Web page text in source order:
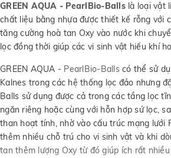
GREEN AQUA - PearlBio-Balls là loại vật
chất liệu bằng nhựa được thiết kế rỗng với
tăng cường hoà tan Oxy vào nước khi
lọc đồng thời giúp các vi sinh vật hiếu khí
GREEN AQUA - PearlBio-Ballscó thể sử
Kalnes trong các hệ thống lọc đảo nhưng
Balls sử dụng được cả trong các tầng lọc
ngăn riêng hoặc cùng với hỗn hợp sứ lọc,
than hoạt tính, nhờ vào cấu trúc mạng lưới
thêm nhiều chỗ trú cho vi sinh vật và khi
tan thêm lượng Oxy từ đó giúp ích rất